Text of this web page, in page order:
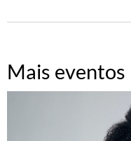
Mais eventos